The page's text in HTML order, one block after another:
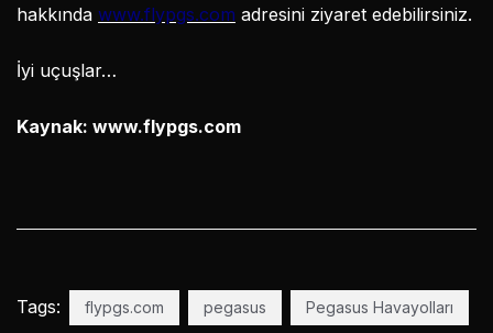
hakkında www.flypgs.com adresini ziyaret edebilirsiniz.
İyi uçuşlar…
Kaynak: www.flypgs.com
Tags: flypgs.com pegasus Pegasus Havayolları